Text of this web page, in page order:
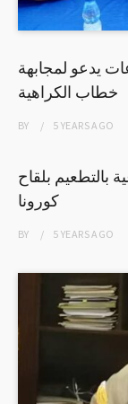
يدعو لمجابهة
خطاب الكراهية
BY 5 YEARSAGO
بالتطعيم بلقاح
كورونا
BY 5 YEARSAGO